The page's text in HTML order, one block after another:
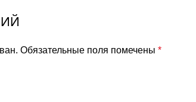
Обязательные поля помечены *